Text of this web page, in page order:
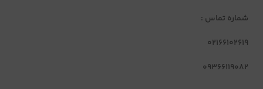
شماره تماس :
02166102619
09366119082